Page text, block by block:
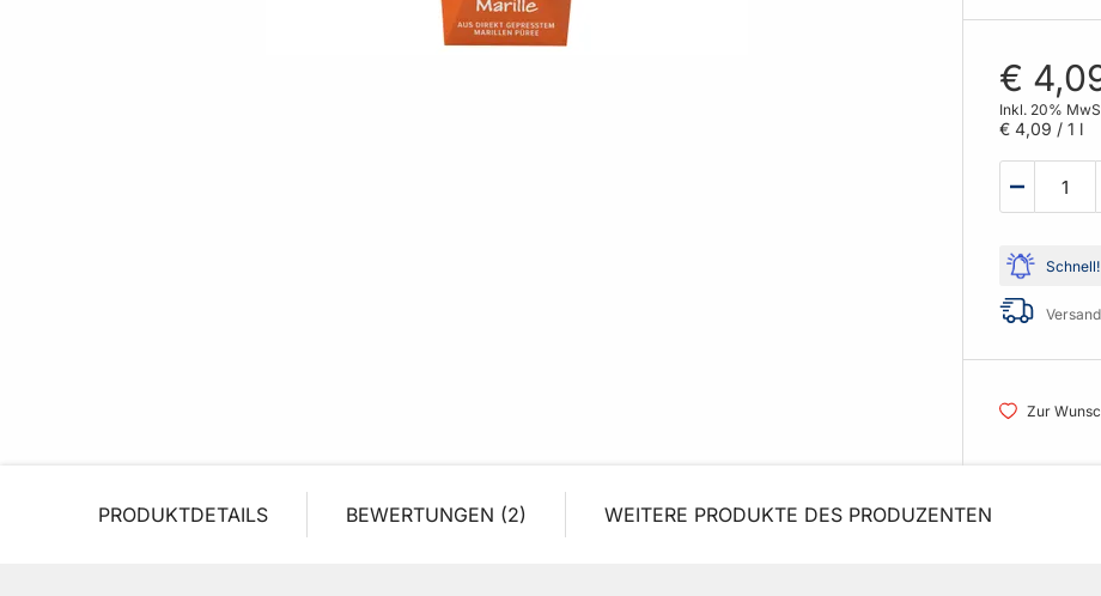
€
Inkl. 20%
€ 4,09 / 1 l
Schnell!
Zur
PRODUKTDETAILS BEWERTUNGEN 2 WEITERE PRODUKTE DES PRODUZENTEN